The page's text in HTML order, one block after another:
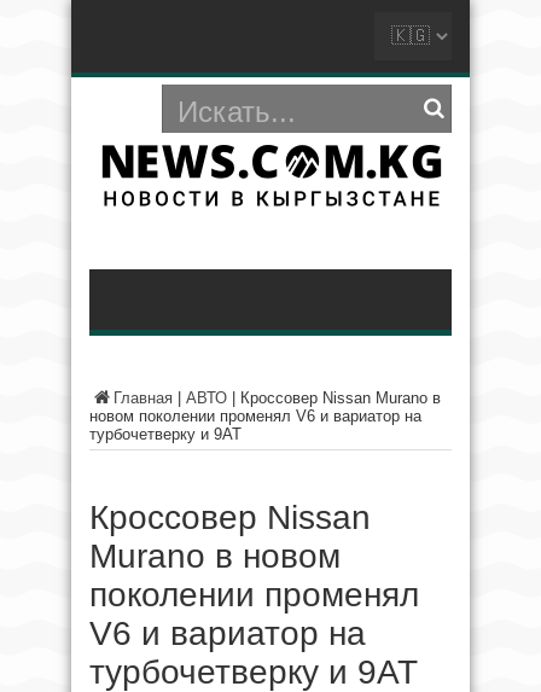
Главная АВТО
Кроссовер Nissan Murano в
новом поколении променял V6 и вариатор на
турбочетверку и 9AT
Кроссовер Nissan
Murano в новом
поколении променял
V6 и вариатор на
турбочетверку и 9AT